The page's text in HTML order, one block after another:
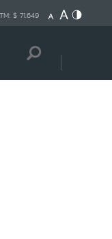
$ 71.649